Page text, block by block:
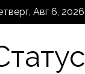
Авг 6, 2026